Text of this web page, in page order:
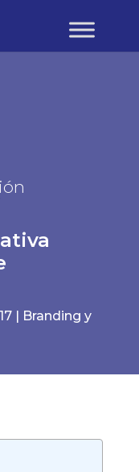
|
Branding y